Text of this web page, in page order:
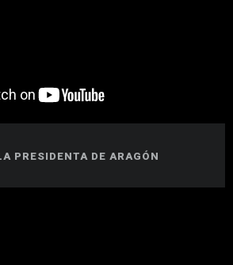
PRESIDENTA DE ARAGÓN